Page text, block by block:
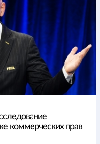
коммерческих прав